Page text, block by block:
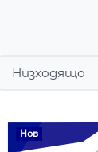
Нов